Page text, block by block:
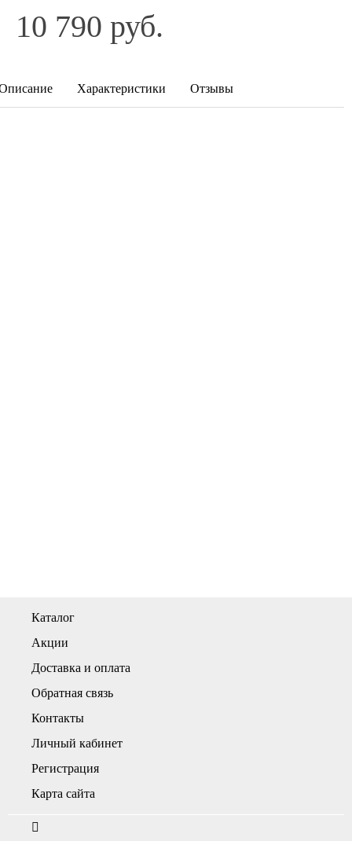
10 790 руб.
Характеристики Отзывы
Каталог
Акции
Доставка и оплата
Обратная связь
Контакты
Личный кабинет
Регистрация
Карта сайта